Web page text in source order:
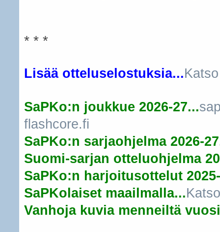
* * *
Lisää otteluselostuksia...
SaPKo:n joukkue 2026-27...
flashcore.fi
SaPKo:n sarjaohjelma 2026-
Suomi-sarjan otteluohjelma
SaPKo:n harjoitusottelut
SaPKolaiset maailmalla...
Vanhoja kuvia menneiltä